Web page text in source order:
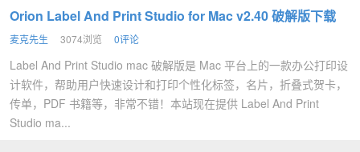
Orion Label And Print Studio for Mac v2.40 破解版下载
麦克先生 3074浏览 0评论
Label And Print Studio mac 破解版是 Mac 平台上的一款办公打印设
计软件，帮助用户快速设计和打印个性化标签，名片，折叠式贺卡，
传单，PDF 书籍等，非常不错！本站现在提供 Label And Print
Studio ma...